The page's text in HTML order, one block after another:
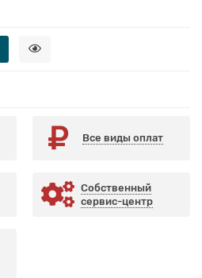
Все виды оплат
Собственный
сервис-центр